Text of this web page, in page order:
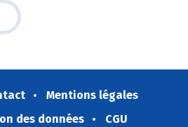
Mentions légales
des données
CGU